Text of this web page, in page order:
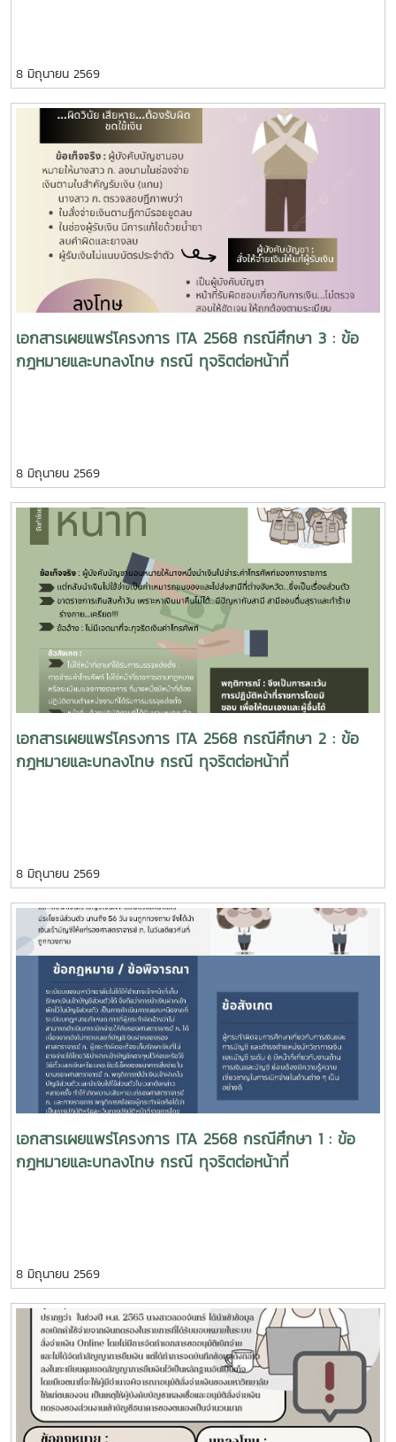
8 มิถุนายน 2569
เอกสารเผยแพร่โครงการ ITA 2568 กรณีศึกษา 3 : ข้อ
กฎหมายและบทลงโทษ กรณี ทุจริตต่อหน้าที่
8 มิถุนายน 2569
เอกสารเผยแพร่โครงการ ITA 2568 กรณีศึกษา 2 : ข้อ
กฎหมายและบทลงโทษ กรณี ทุจริตต่อหน้าที่
8 มิถุนายน 2569
เอกสารเผยแพร่โครงการ ITA 2568 กรณีศึกษา 1 : ข้อ
กฎหมายและบทลงโทษ กรณี ทุจริตต่อหน้าที่
8 มิถุนายน 2569